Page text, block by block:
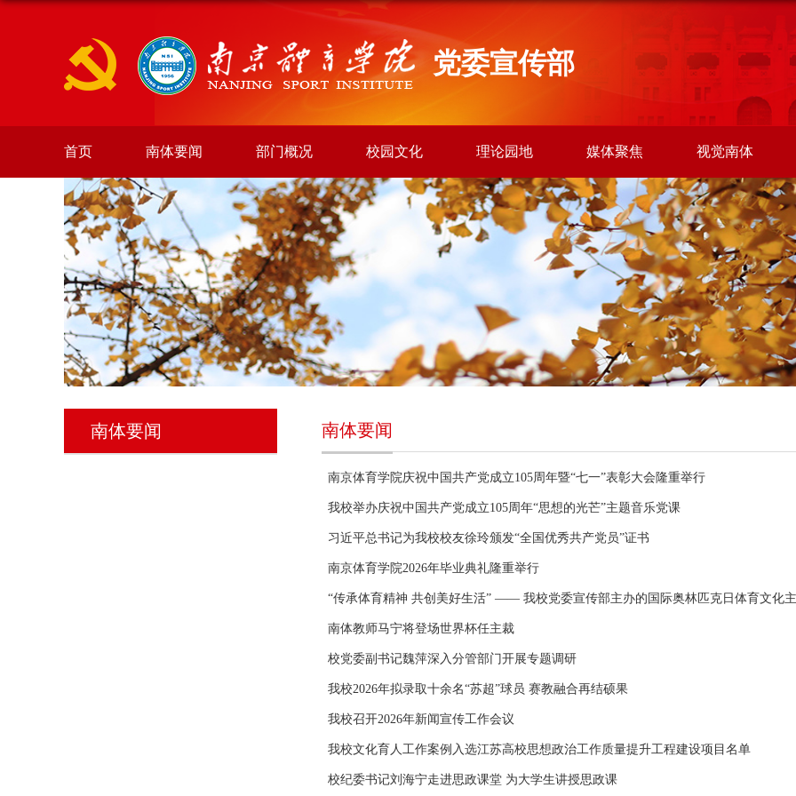
党委宣传部
首页 南体要闻 部门概况 校园文化 理论园地 媒体聚焦 视觉南体
南体要闻 南体要闻
南京体育学院庆祝中国共产党成立105周年暨“七一”表彰大会隆重举行
我校举办庆祝中国共产党成立105周年“思想的光芒”主题音乐党课
习近平总书记为我校校友徐玲颁发“全国优秀共产党员”证书
南京体育学院2026年毕业典礼隆重举行
“传承体育精神 共创美好生活” —— 我校党委宣传部主办的国际奥林匹克日体育文化
南体教师马宁将登场世界杯任主裁
校党委副书记魏萍深入分管部门开展专题调研
我校2026年拟录取十余名“苏超”球员 赛教融合再结硕果
我校召开2026年新闻宣传工作会议
我校文化育人工作案例入选江苏高校思想政治工作质量提升工程建设项目名单
校纪委书记刘海宁走进思政课堂 为大学生讲授思政课